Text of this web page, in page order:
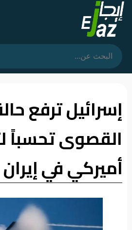
الرئيسية
المشهد
فرشة
الأسواق
رأي
وموقف
الفيديوهات
إسرائيل ترفع
القصوى تحسباً
أميركي في إيران